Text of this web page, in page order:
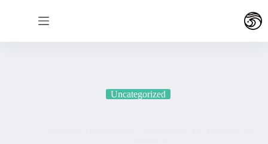
إلى
المحتوى
Uncategorized